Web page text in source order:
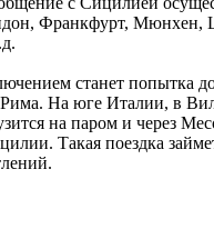
Франкфурт, Мюнхен,
станет попытка
Рима. На юге Италии, в
на паром и через
Такая поездка